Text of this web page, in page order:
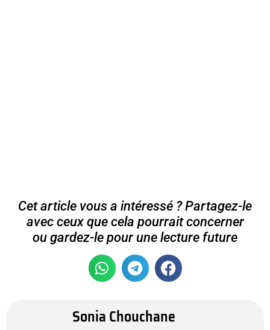
Cet article vous a intéressé ? Partagez-le
avec ceux que cela pourrait concerner
ou gardez-le pour une lecture future
Sonia Chouchane